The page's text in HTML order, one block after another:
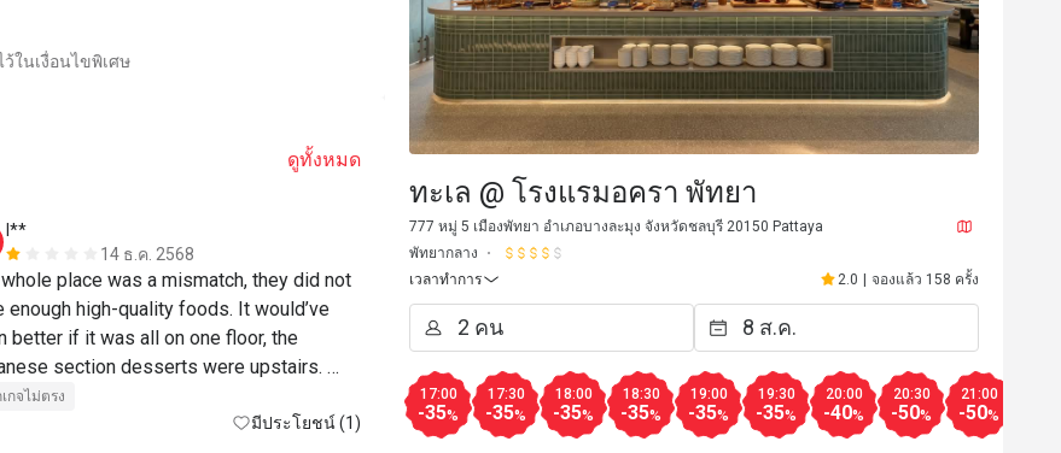
ในเงื่อนไขพิเศษ
ดูทั้งหมด
I**
14 ธ.ค. 2568
place was a mismatch, they did not
enough high-quality foods. It would’ve
better if it was all on one floor, the
section desserts were upstairs.
did not refill food fast enough. If it all the
food selection was also upstairs. We
กจไม่ตรง
มีประโยชน์ (1)
ทะเล @ โรงแรมอครา พัทยา
777 หมู่ 5 เมืองพัทยา อำเภอบางละมุง จังหวัดชลบุรี 20150 Pattaya
พัทยากลาง
เวลาทำการ
2.0 | จองแล้ว 158 ครั้ง
17:00
-35%
17:30
-35%
18:00
-35%
18:30
-35%
19:00
-35%
19:30
-35%
20:00
-40%
20:30
-50%
21:00
-50%